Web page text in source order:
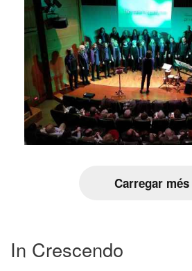
Carregar més
In Crescendo